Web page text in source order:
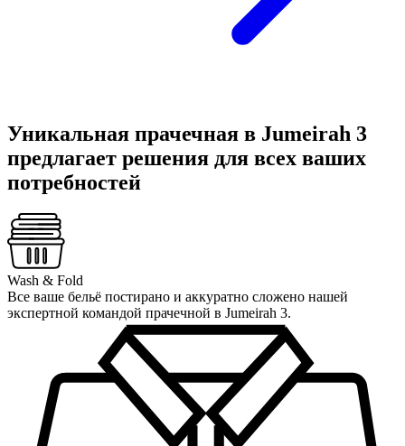
Уникальная прачечная в Jumeirah 3
предлагает решения для всех ваших
потребностей
Wash & Fold
Все ваше бельё постирано и аккуратно сложено нашей
экспертной командой прачечной в Jumeirah 3.